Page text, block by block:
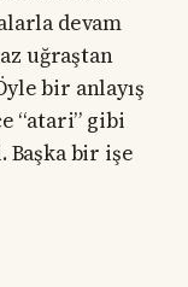
devam
uğraştan
bir anlayış
“atari” gibi
bir işe